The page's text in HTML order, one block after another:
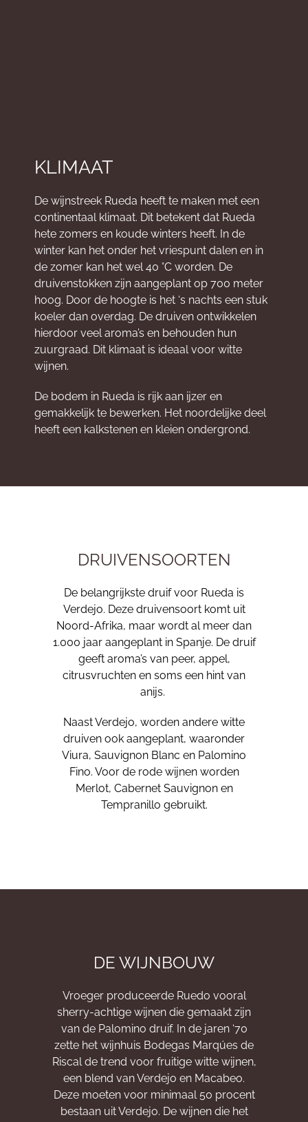
KLIMAAT
De wijnstreek Rueda heeft te maken met een
continentaal klimaat. Dit betekent dat Rueda
hete zomers en koude winters heeft. In de
winter kan het onder het vriespunt dalen en in
de zomer kan het wel 40 °C worden. De
druivenstokken zijn aangeplant op 700 meter
hoog. Door de hoogte is het ‘s nachts een stuk
koeler dan overdag. De druiven ontwikkelen
hierdoor veel aroma’s en behouden hun
zuurgraad. Dit klimaat is ideaal voor witte
wijnen.
De bodem in Rueda is rijk aan ijzer en
gemakkelijk te bewerken. Het noordelijke deel
heeft een kalkstenen en kleien ondergrond.
DRUIVENSOORTEN
De belangrijkste druif voor Rueda is
Verdejo. Deze druivensoort komt uit
Noord-Afrika, maar wordt al meer dan
1.000 jaar aangeplant in Spanje. De druif
geeft aroma’s van peer, appel,
citrusvruchten en soms een hint van
anijs.
Naast Verdejo, worden andere witte
druiven ook aangeplant, waaronder
Viura, Sauvignon Blanc en Palomino
Fino. Voor de rode wijnen worden
Merlot, Cabernet Sauvignon en
Tempranillo gebruikt.
DE WIJNBOUW
Vroeger produceerde Ruedo vooral
sherry-achtige wijnen die gemaakt zijn
van de Palomino druif. In de jaren ‘70
zette het wijnhuis Bodegas Marqúes de
Riscal de trend voor fruitige witte wijnen,
een blend van Verdejo en Macabeo.
Deze moeten voor minimaal 50 procent
bestaan uit Verdejo. De wijnen die het